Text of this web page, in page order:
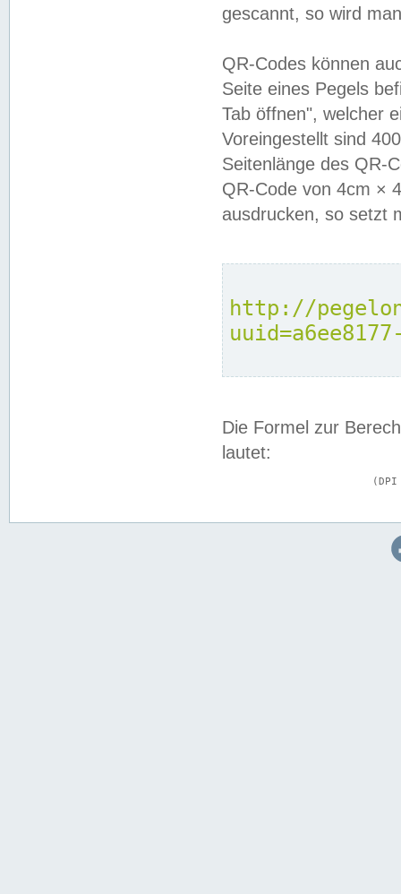
gescannt, so wird
QR-Codes können
Seite eines Pegels
Tab öffnen", welcher
Voreingestellt sind
Seitenlänge des QR-
QR-Code von 4cm ×
ausdrucken, so setzt
http://
Die Formel zur
lautet: